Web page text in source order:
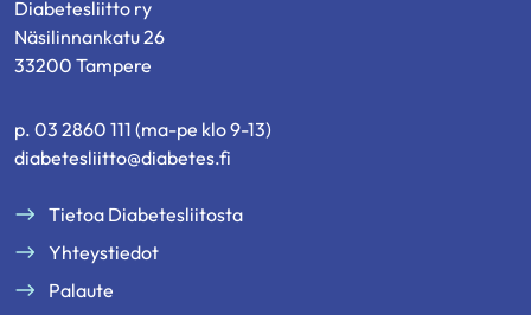
Diabetesliitto ry
Näsilinnankatu 26
33200 Tampere
p. 03 2860 111 (ma-pe klo 9-13)
diabetesliitto@diabetes.fi
Tietoa Diabetesliitosta
Yhteystiedot
Palaute